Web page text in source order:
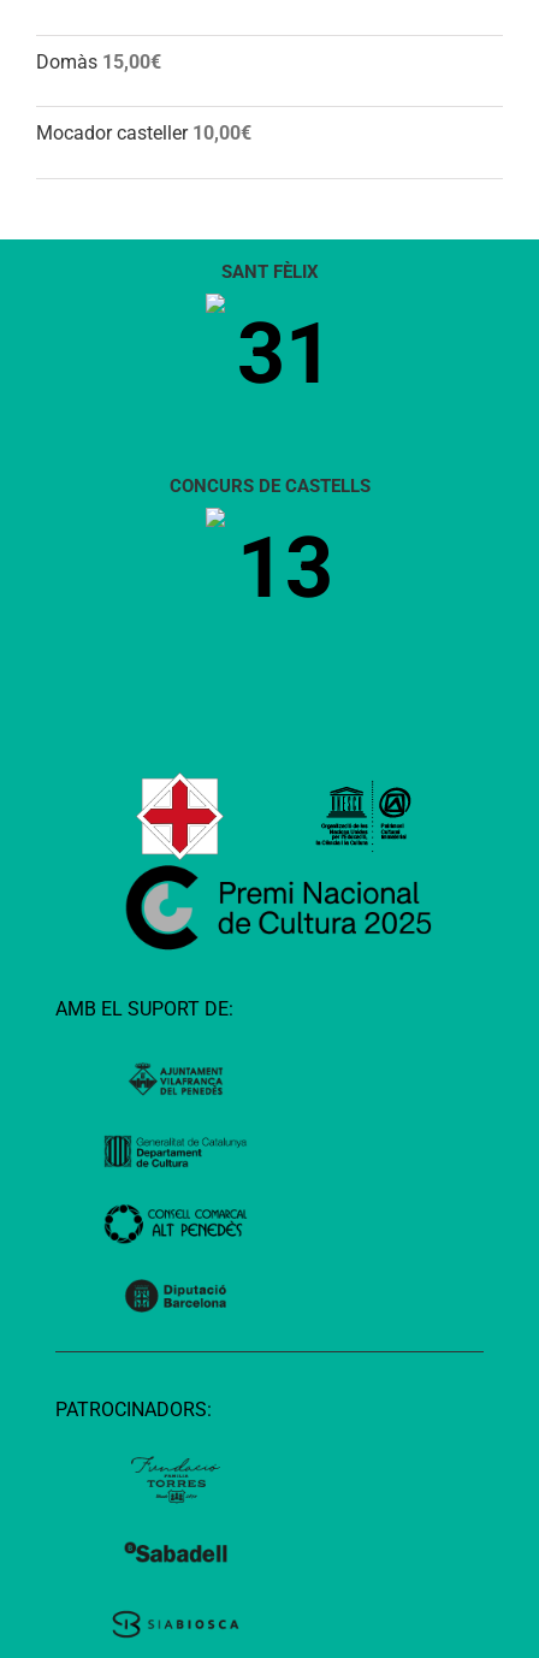
Domàs 15,00€
Mocador casteller 10,00€
SANT FÈLIX
31
CONCURS DE CASTELLS
13
AMB EL SUPORT DE:
PATROCINADORS: